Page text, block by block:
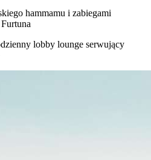
hammamu i zabiegami
lobby lounge serwujący